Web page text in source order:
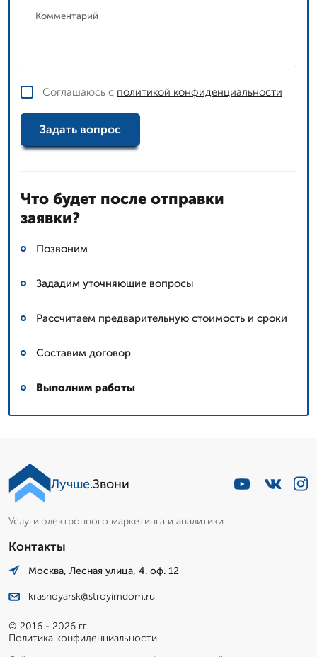
Соглашаюсь с политикой конфиденциальности
Задать вопрос
Что будет после отправки
заявки?
Позвоним
Зададим уточняющие вопросы
Рассчитаем предварительную стоимость и сроки
Составим договор
Выполним работы
Лучше.Звони
Услуги электронного маркетинга и аналитики
Контакты
Москва, Лесная улица, 4. оф. 12
krasnoyarsk@stroyimdom.ru
© 2016 - 2026 гг.
Политика конфиденциальности